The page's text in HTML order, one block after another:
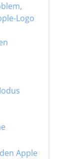
Logo
Apple